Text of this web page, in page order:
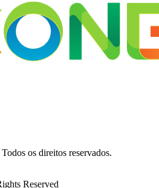
os direitos reservados.
Reserved